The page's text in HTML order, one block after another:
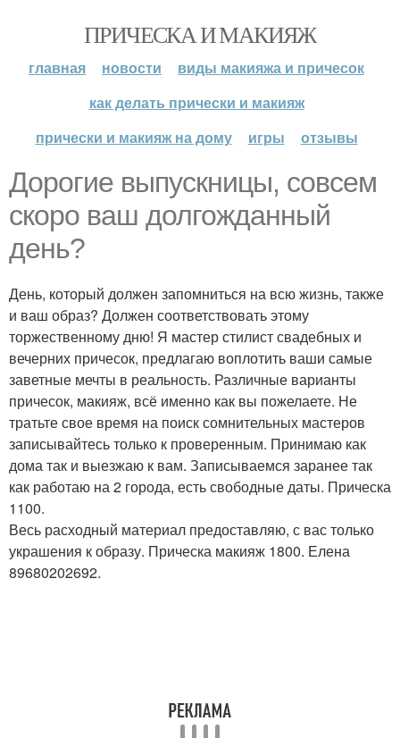
ПРИЧЕСКА И МАКИЯЖ
главная новости
виды макияжа и причесок
как делать прически и макияж
прически и макияж на дому
игры отзывы
Дорогие выпускницы, совсем
скоро ваш долгожданный
день?
День, который должен запомниться на всю жизнь, также
и ваш образ? Должен соответствовать этому
торжественному дню! Я мастер стилист свадебных и
вечерних причесок, предлагаю воплотить ваши самые
заветные мечты в реальность. Различные варианты
причесок, макияж, всё именно как вы пожелаете. Не
тратьте свое время на поиск сомнительных мастеров
записывайтесь только к проверенным. Принимаю как
дома так и выезжаю к вам. Записываемся заранее так
как работаю на 2 города, есть свободные даты. Прическа
1100.
Весь расходный материал предоставляю, с вас только
украшения к образу. Прическа макияж 1800. Елена
89680202692.